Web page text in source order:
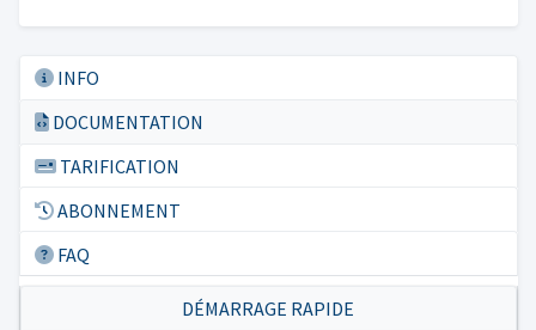
INFO
DOCUMENTATION
TARIFICATION
ABONNEMENT
FAQ
DÉMARRAGE RAPIDE